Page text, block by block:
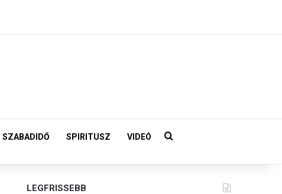
SZABADIDŐ SPIRITUSZ VIDEÓ Keresés:
LEGFRISSEBB